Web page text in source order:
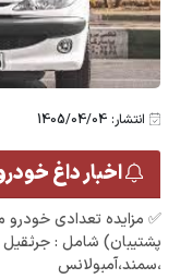
انتشار: 1405/04/04
اخبار داغ
✅ مزایده تعدادی
پشتیبان) شامل : جرثقیل
،سمند،آمبولانس